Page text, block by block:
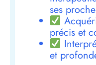
ses
précis et
et